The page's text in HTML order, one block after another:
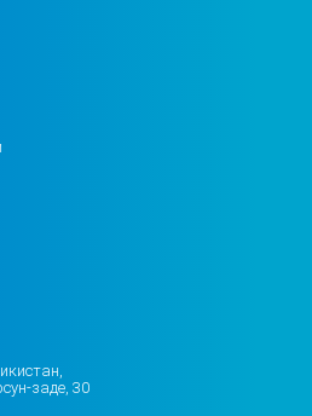
заде, 30